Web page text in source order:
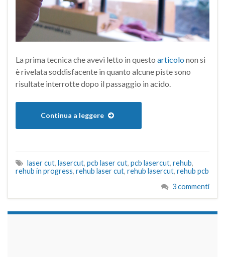
La prima tecnica che avevi letto in questo articolo non si
è rivelata soddisfacente in quanto alcune piste sono
risultate interrotte dopo il passaggio in acido.
Continua a leggere
laser cut, lasercut, pcb laser cut, pcb lasercut, rehub,
rehub in progress, rehub laser cut, rehub lasercut, rehub pcb
3 commenti